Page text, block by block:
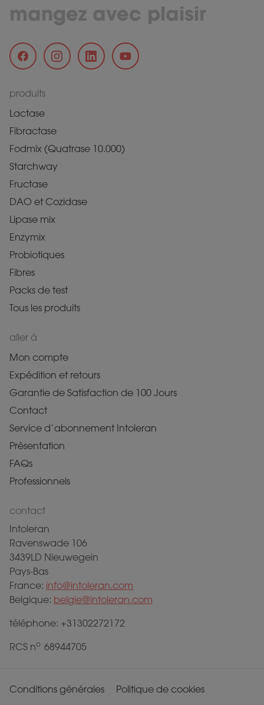
mangez avec plaisir
produits
Lactase
Fibractase
Fodmix (Quatrase 10.000)
Starchway
Fructase
DAO et Cozidase
Lipase mix
Enzymix
Probiotiques
Fibres
Packs de test
Tous les produits
aller à
Mon compte
Expédition et retours
Garantie de Satisfaction de 100 Jours
Contact
Service d’abonnement Intoleran
Prèsentation
FAQs
Professionnels
contact
Intoleran
Ravenswade 106
3439LD Nieuwegein
Pays-Bas
France: info@intoleran.com
Belgique: belgie@intoleran.com
téléphone: +31302272172
RCS no 68944705
Conditions générales Politique de cookies